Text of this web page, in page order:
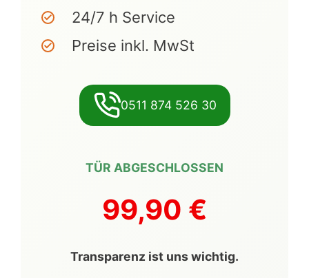
24/7 h Service
Preise inkl. MwSt
0511 874 526 30
TÜR ABGESCHLOSSEN
99,90 €
Transparenz ist uns wichtig.